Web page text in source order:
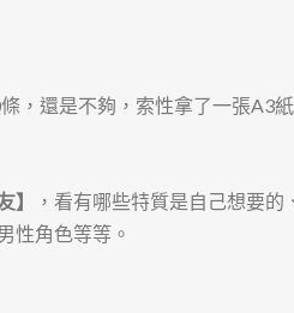
，還是不夠，索性拿了一張A3紙
】
，看有哪些特質是自己想要的
性角色等等。